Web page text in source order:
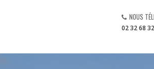
NOUS
02 32 68